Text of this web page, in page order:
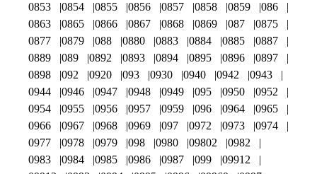
0853
0854 0855 0856 0857 0858 0859
086
0863
0865 0866 0867 0868 0869 087
0875
0877
0879 088 0880 0883 0884 0885
0887
0889
089 0892 0893 0894 0895 0896
0897
0898
092 0920 093 0930 0940 0942
0943
0944
0946 0947 0948 0949 095 0950
0952
0954
0955 0956 0957 0959 096 0964
0965
0966
0967 0968 0969 097 0972 0973
0974
0977
0978 0979 098 0980 09802
0982
0983
0984 0985 0986 0987 099
09912